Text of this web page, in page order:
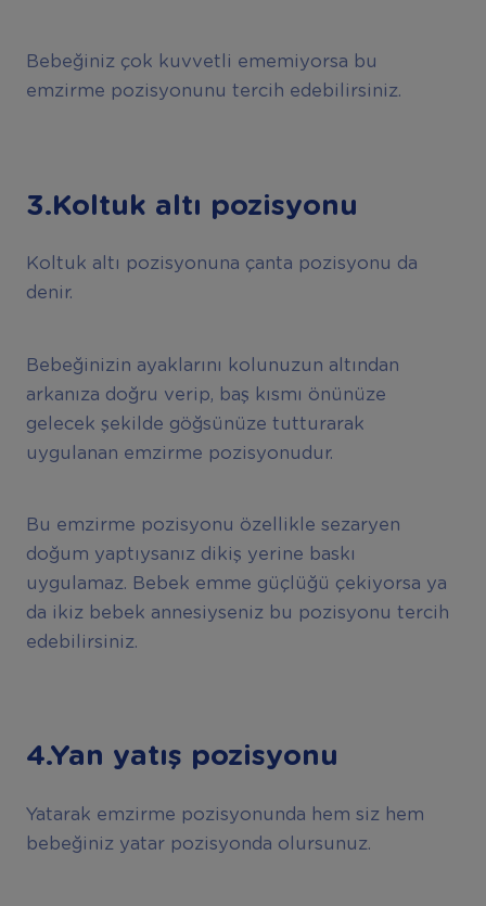
Bebeğiniz çok kuvvetli ememiyorsa bu
emzirme pozisyonunu tercih edebilirsiniz.
3.Koltuk altı pozisyonu
Koltuk altı pozisyonuna çanta pozisyonu da
denir.
Bebeğinizin ayaklarını kolunuzun altından
arkanıza doğru verip, baş kısmı önünüze
gelecek şekilde göğsünüze tutturarak
uygulanan emzirme pozisyonudur.
Bu emzirme pozisyonu özellikle sezaryen
doğum yaptıysanız dikiş yerine baskı
uygulamaz. Bebek emme güçlüğü çekiyorsa ya
da ikiz bebek annesiyseniz bu pozisyonu tercih
edebilirsiniz.
4.Yan yatış pozisyonu
Yatarak emzirme pozisyonunda hem siz hem
bebeğiniz yatar pozisyonda olursunuz.